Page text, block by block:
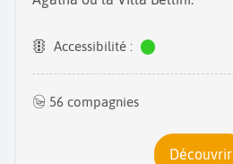
Accessibilité :
56 compagnies
Découvrir